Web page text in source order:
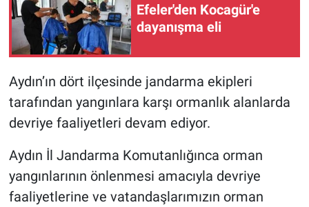
Efeler'den Kocagür'e
dayanışma eli
Aydın’ın dört ilçesinde jandarma ekipleri
tarafından yangınlara karşı ormanlık alanlarda
devriye faaliyetleri devam ediyor.
Aydın İl Jandarma Komutanlığınca orman
yangınlarının önlenmesi amacıyla devriye
faaliyetlerine ve vatandaşlarımızın orman